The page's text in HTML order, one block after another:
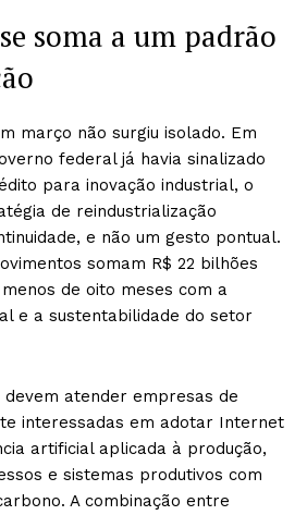
soma a um padrão
março não surgiu isolado. Em
federal já havia sinalizado
para inovação industrial, o
de reindustrialização
e não um gesto pontual.
somam R$ 22 bilhões
de oito meses com a
e a sustentabilidade do setor
devem atender empresas de
interessadas em adotar Internet
artificial aplicada à produção,
e sistemas produtivos com
A combinação entre